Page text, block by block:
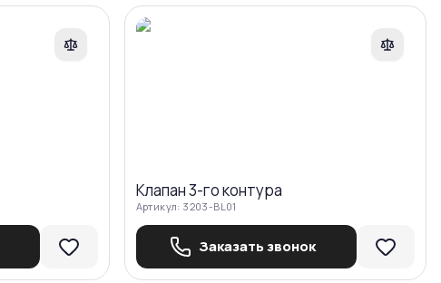
Клапан 3-го контура
Артикул: 3203-BL01
Заказать звонок